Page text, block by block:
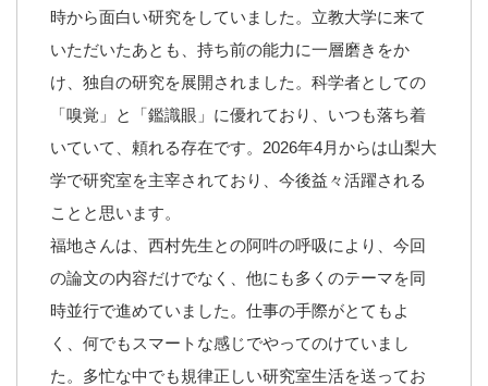
時から面白い研究をしていました。立教大学に来て
いただいたあとも、持ち前の能力に一層磨きをか
け、独自の研究を展開されました。科学者としての
「嗅覚」と「鑑識眼」に優れており、いつも落ち着
いていて、頼れる存在です。2026年4月からは山梨大
学で研究室を主宰されており、今後益々活躍される
ことと思います。
福地さんは、西村先生との阿吽の呼吸により、今回
の論文の内容だけでなく、他にも多くのテーマを同
時並行で進めていました。仕事の手際がとてもよ
く、何でもスマートな感じでやってのけていまし
た。多忙な中でも規律正しい研究室生活を送ってお